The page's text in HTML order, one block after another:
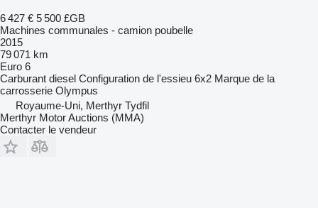
6 427 € 5 500 £GB
Machines communales - camion poubelle
2015
79 071 km
Euro 6
Carburant diesel Configuration de l'essieu 6x2 Marque de la
carrosserie Olympus
Royaume-Uni, Merthyr Tydfil
Merthyr Motor Auctions (MMA)
Contacter le vendeur